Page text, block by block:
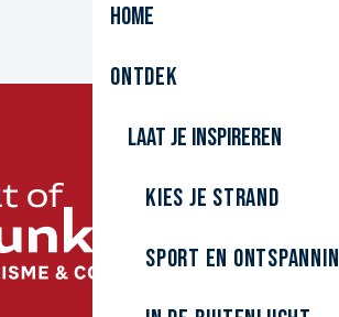
Home
Ontdek
Laat je inspireren
Kies je strand
Sport en